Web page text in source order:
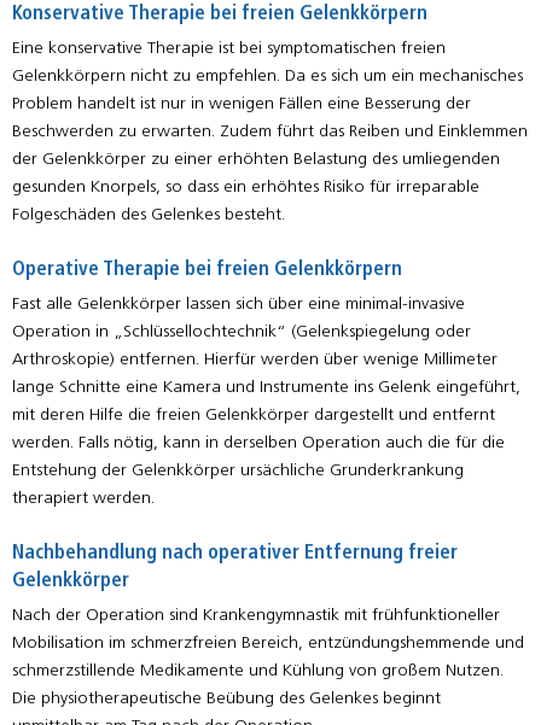
Konservative Therapie bei freien Gelenkkörpern
Eine konservative Therapie ist bei symptomatischen freien
Gelenkkörpern nicht zu empfehlen. Da es sich um ein mechanisches
Problem handelt ist nur in wenigen Fällen eine Besserung der
Beschwerden zu erwarten. Zudem führt das Reiben und Einklemmen
der Gelenkkörper zu einer erhöhten Belastung des umliegenden
gesunden Knorpels, so dass ein erhöhtes Risiko für irreparable
Folgeschäden des Gelenkes besteht.
Operative Therapie bei freien Gelenkkörpern
Fast alle Gelenkkörper lassen sich über eine minimal-invasive
Operation in „Schlüssellochtechnik“ (Gelenkspiegelung oder
Arthroskopie) entfernen. Hierfür werden über wenige Millimeter
lange Schnitte eine Kamera und Instrumente ins Gelenk eingeführt,
mit deren Hilfe die freien Gelenkkörper dargestellt und entfernt
werden. Falls nötig, kann in derselben Operation auch die für die
Entstehung der Gelenkkörper ursächliche Grunderkrankung
therapiert werden.
Nachbehandlung nach operativer Entfernung freier
Gelenkkörper
Nach der Operation sind Krankengymnastik mit frühfunktioneller
Mobilisation im schmerzfreien Bereich, entzündungshemmende und
schmerzstillende Medikamente und Kühlung von großem Nutzen.
Die physiotherapeutische Beübung des Gelenkes beginnt